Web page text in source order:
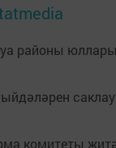
районы
комитеты